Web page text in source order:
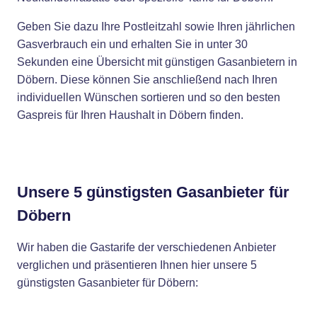
Geben Sie dazu Ihre Postleitzahl sowie Ihren jährlichen
Gasverbrauch ein und erhalten Sie in unter 30
Sekunden eine Übersicht mit günstigen Gasanbietern in
Döbern. Diese können Sie anschließend nach Ihren
individuellen Wünschen sortieren und so den besten
Gaspreis für Ihren Haushalt in Döbern finden.
Unsere 5 günstigsten Gasanbieter für
Döbern
Wir haben die Gastarife der verschiedenen Anbieter
verglichen und präsentieren Ihnen hier unsere 5
günstigsten Gasanbieter für Döbern: